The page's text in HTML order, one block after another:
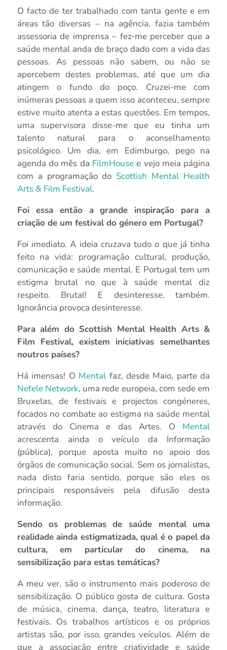
O facto de ter trabalhado com tanta gente e em
áreas tão diversas – na agência, fazia também
assessoria de imprensa – fez-me perceber que a
saúde mental anda de braço dado com a vida das
pessoas. As pessoas não sabem, ou não se
apercebem destes problemas, até que um dia
atingem o fundo do poço. Cruzei-me com
inúmeras pessoas a quem isso aconteceu, sempre
estive muito atenta a estas questões. Em tempos,
uma supervisora disse-me que eu tinha um
talento natural para o aconselhamento
psicológico. Um dia, em Edimburgo, pego na
agenda do mês da FilmHouse e vejo meia página
com a programação do Scottish Mental Health
Arts & Film Festival.
Foi essa então a grande inspiração para a
criação de um festival do género em Portugal?
Foi imediato. A ideia cruzava tudo o que já tinha
feito na vida: programação cultural, produção,
comunicação e saúde mental. E Portugal tem um
estigma brutal no que à saúde mental diz
respeito. Brutal! E desinteresse, também.
Ignorância provoca desinteresse.
Para além do Scottish Mental Health Arts &
Film Festival, existem iniciativas semelhantes
noutros países?
Há imensas! O Mental faz, desde Maio, parte da
Nefele Network, uma rede europeia, com sede em
Bruxelas, de festivais e projectos congéneres,
focados no combate ao estigma na saúde mental
através do Cinema e das Artes. O Mental
acrescenta ainda o veículo da Informação
(pública), porque aposta muito no apoio dos
órgãos de comunicação social. Sem os jornalistas,
nada disto faria sentido, porque são eles os
principais responsáveis pela difusão desta
informação.
Sendo os problemas de saúde mental uma
realidade ainda estigmatizada, qual é o papel da
cultura, em particular do cinema, na
sensibilização para estas temáticas?
A meu ver, são o instrumento mais poderoso de
sensibilização. O público gosta de cultura. Gosta
de música, cinema, dança, teatro, literatura e
festivais. Os trabalhos artísticos e os próprios
artistas são, por isso, grandes veículos. Além de
que a associação entre criatividade e saúde